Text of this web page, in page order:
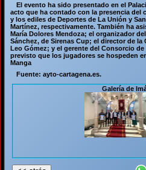
El evento ha sido presentado en el
acto que ha contado con la presencia del
y los ediles de Deportes de La Unión y
Martínez, respectivamente. También ha
María Dolores Mendoza; el organizador
Sánchez, de Sirenas Cup; el director de la
Leo Gómez; y el gerente del Consorcio
previsto que los jugadores se hospeden
Manga
Fuente: ayto-cartagena.es.
Galería de